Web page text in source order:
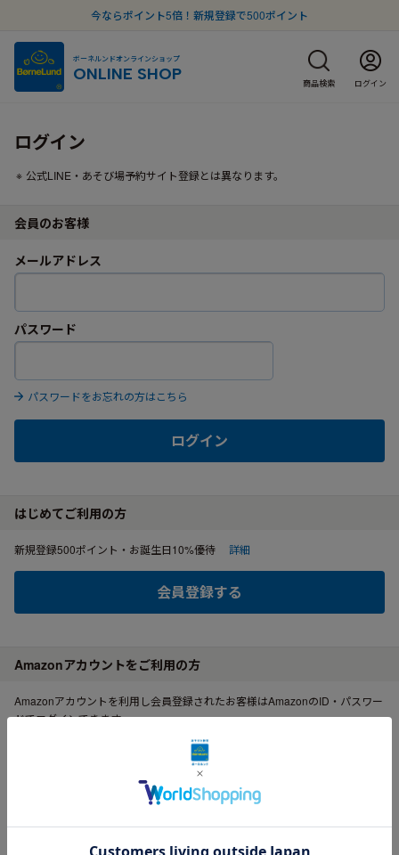
今ならポイント5倍！新規登録で500ポイント
ボーネルンドオンラインショップ
ONLINE SHOP 商品検索 ログイン
ログイン
公式LINE・あそび場予約サイト登録とは異なります。
会員のお客様
メールアドレス
パスワード
パスワードをお忘れの方はこちら
ログイン
はじめてご利用の方
新規登録500ポイント・お誕生日10%優待 詳細
会員登録する
Amazonアカウントをご利用の方
Amazonアカウントを利用し会員登録されたお客様はAmazonのID・パスワー
ドでログインできます。